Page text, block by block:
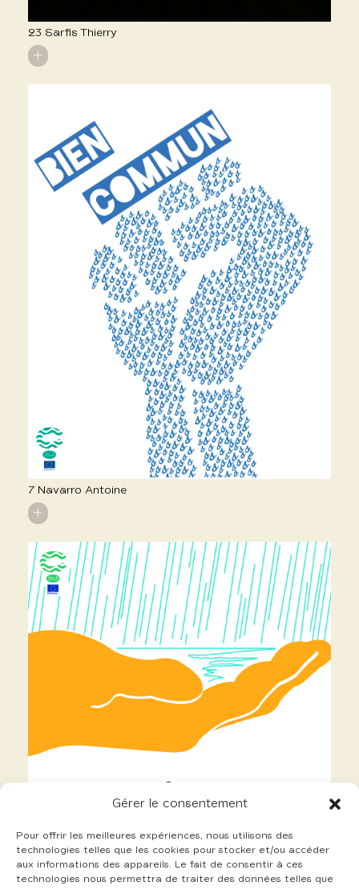
Gérer le consentement
Pour offrir les meilleures expériences, nous utilisons des
technologies telles que les cookies pour stocker et/ou accéder
aux informations des appareils. Le fait de consentir à ces
technologies nous permettra de traiter des données telles que
23 Sarfis Thierry
+
7 Navarro Antoine
+